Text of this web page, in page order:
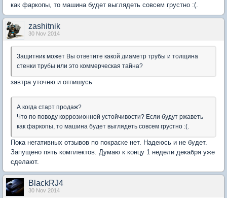
как фаркопы, то машина будет выглядеть совсем грустно :(.
zashitnik
30 Nov 2014
Защитник может Вы ответите какой диаметр трубы и толщина
стенки трубы или это коммерческая тайна?
завтра уточню и отпишусь
А когда старт продаж?
Что по поводу коррозионной устойчивости? Если будут ржаветь
как фаркопы, то машина будет выглядеть совсем грустно :(.
Пока негативных отзывов по покраске нет. Надеюсь и не будет.
Запущено пять комплектов. Думаю к концу 1 недели декабря уже
сделают.
BlackRJ4
30 Nov 2014